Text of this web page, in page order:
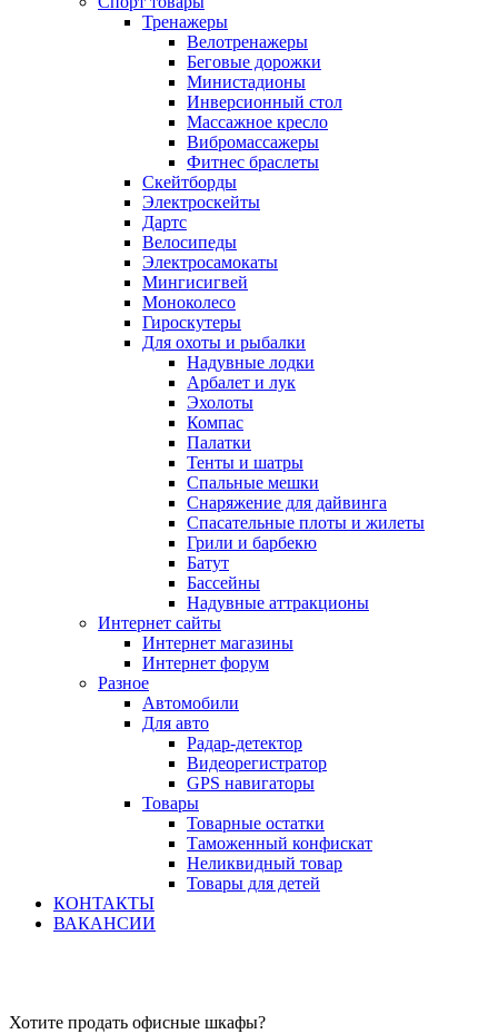
Тренажеры
Велотренажеры
Беговые дорожки
Министадионы
Инверсионный стол
Массажное кресло
Вибромассажеры
Фитнес браслеты
Скейтборды
Электроскейты
Дартс
Велосипеды
Электросамокаты
Мингисигвей
Моноколесо
Гироскутеры
Для охоты и рыбалки
Надувные лодки
Арбалет и лук
Эхолоты
Компас
Палатки
Тенты и шатры
Спальные мешки
Снаряжение для дайвинга
Спасательные плоты и жилеты
Грили и барбекю
Батут
Бассейны
Надувные аттракционы
Интернет сайты
Интернет магазины
Интернет форум
Разное
Автомобили
Для авто
Радар-детектор
Видеорегистратор
GPS навигаторы
Товары
Товарные остатки
Таможенный конфискат
Неликвидный товар
Товары для детей
КОНТАКТЫ
ВАКАНСИИ
Хотите продать офисные шкафы?